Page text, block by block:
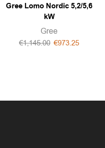
Gree Lomo Nordic 5,2/5,6
kW
Gree
€1,145.00 €973.25